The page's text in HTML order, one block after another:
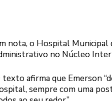
nota, o Hospital Municipal
no Núcleo
texto afirma que Emerson
sempre com uma